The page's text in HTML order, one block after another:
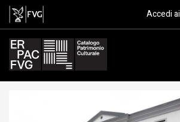
Museo pinacotecaAccedi